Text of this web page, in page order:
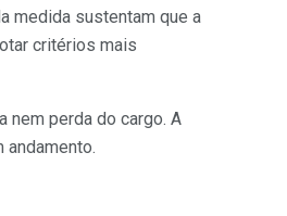
medida sustentam que a
critérios mais
nem perda do cargo. A